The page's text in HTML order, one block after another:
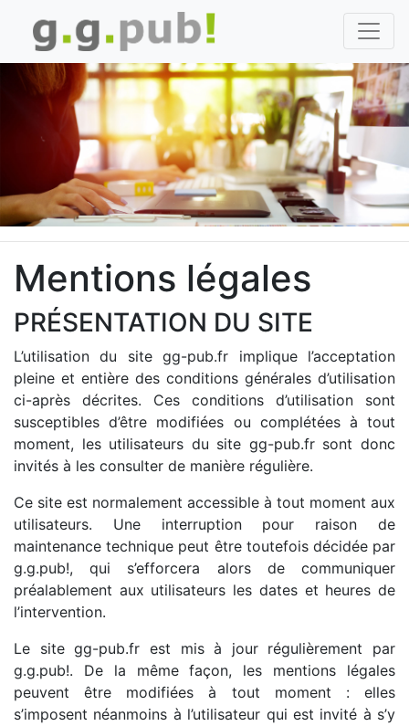
Mentions légales
PRÉSENTATION DU SITE
L’utilisation du site gg-pub.fr implique l’acceptation
pleine et entière des conditions générales d’utilisation
ci-après décrites. Ces conditions d’utilisation sont
susceptibles d’être modifiées ou complétées à tout
moment, les utilisateurs du site gg-pub.fr sont donc
invités à les consulter de manière régulière.
Ce site est normalement accessible à tout moment aux
utilisateurs. Une interruption pour raison de
maintenance technique peut être toutefois décidée par
g.g.pub!, qui s’efforcera alors de communiquer
préalablement aux utilisateurs les dates et heures de
l’intervention.
Le site gg-pub.fr est mis à jour régulièrement par
g.g.pub!. De la même façon, les mentions légales
peuvent être modifiées à tout moment : elles
s’imposent néanmoins à l’utilisateur qui est invité à s’y